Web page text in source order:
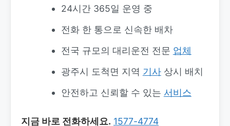
24시간 365일 운영 중
전화 한 통으로 신속한 배차
전국 규모의 대리운전 전문 업체
광주시 도척면 지역 기사상시 배치
안전하고 신뢰할 수 있는 서비스
지금 바로 전화하세요. 1577-4774